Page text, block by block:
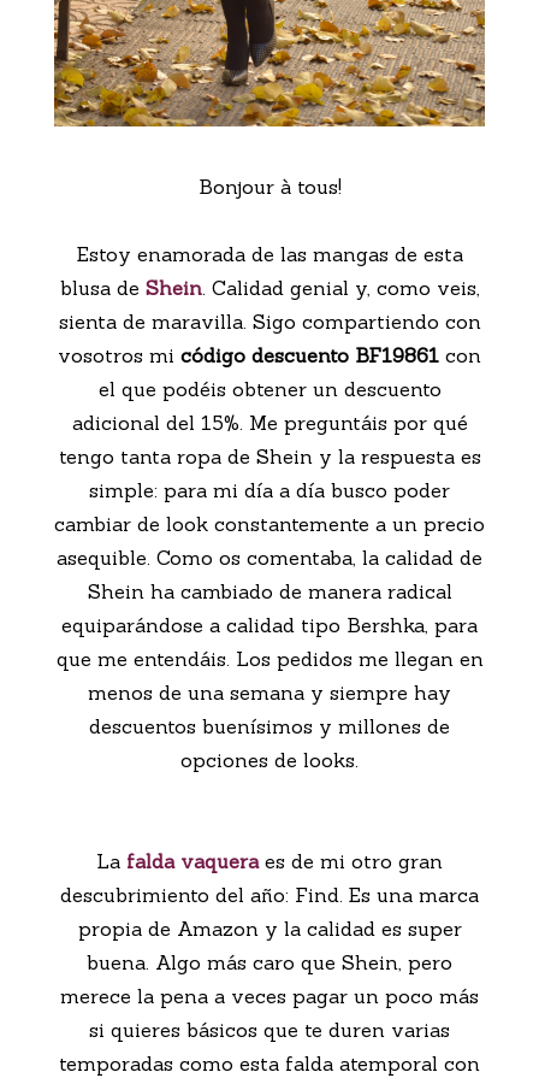
Bonjour à tous!
Estoy enamorada de las mangas de esta
blusa de Shein. Calidad genial y, como veis,
sienta de maravilla. Sigo compartiendo con
vosotros mi código descuento BF19861 con
el que podéis obtener un descuento
adicional del 15%. Me preguntáis por qué
tengo tanta ropa de Shein y la respuesta es
simple: para mi día a día busco poder
cambiar de look constantemente a un precio
asequible. Como os comentaba, la calidad de
Shein ha cambiado de manera radical
equiparándose a calidad tipo Bershka, para
que me entendáis. Los pedidos me llegan en
menos de una semana y siempre hay
descuentos buenísimos y millones de
opciones de looks.
La falda vaqueraes de mi otro gran
descubrimiento del año: Find. Es una marca
propia de Amazon y la calidad es super
buena. Algo más caro que Shein, pero
merece la pena a veces pagar un poco más
si quieres básicos que te duren varias
temporadas como esta falda atemporal con